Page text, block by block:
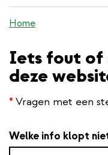
inhoud
gaan
Home
Iets fout of
deze
* Vragen met een
Welke info klopt